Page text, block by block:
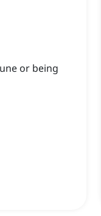
or being